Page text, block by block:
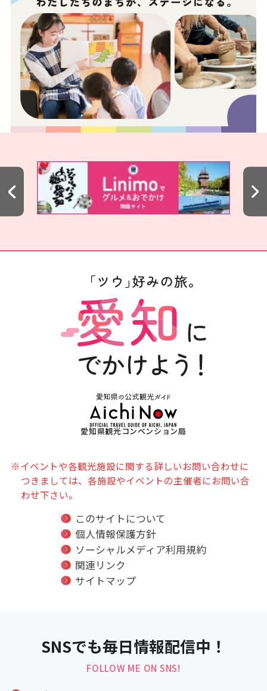
愛知県観光コンベンション局
※イベントや各観光施設に関する詳しいお問い合わせに
つきましては、各施設やイベントの主催者にお問い合
わせ下さい。
このサイトについて
個人情報保護方針
ソーシャルメディア利用規約
関連リンク
サイトマップ
SNSでも毎日情報配信中！
FOLLOW ME ON SNS!